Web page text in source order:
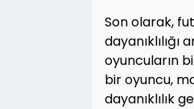
Son olarak,
oyuncuların
bir oyuncu,
dayanıklılık